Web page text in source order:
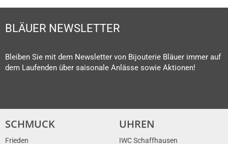
BLÄUER NEWSLETTER
Bleiben Sie mit dem Newsletter von Bijouterie Bläuer immer auf
dem Laufenden über saisonale Anlässe sowie Aktionen!
SCHMUCK
Frieden
UHREN
IWC Schaffhausen